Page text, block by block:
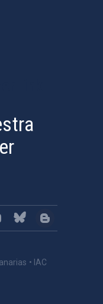
• IAC